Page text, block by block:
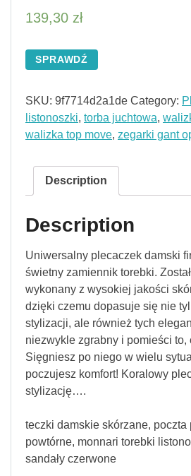
139,30 zł
SPRAWDŹ
SKU: 9f7714d2a1de Category:
listonoszki, torba juchtowa,
walizka top move, zegarki gant
Description
Description
Uniwersalny plecaczek damski
świetny zamiennik torebki.
wykonany z wysokiej jakości
dzięki czemu dopasuje się nie
stylizacji, ale również tych
niezwykle zgrabny i pomieści to,
Sięgniesz po niego w wielu
poczujesz komfort! Koralowy
stylizację….
teczki damskie skórzane, poczta
powtórne, monnari torebki
sandały czerwone